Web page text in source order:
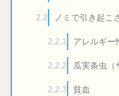
2.2 ノミで引き起こ
2.2.1 アレルギー
2.2.2 瓜実条虫（
2.2.3 貧血